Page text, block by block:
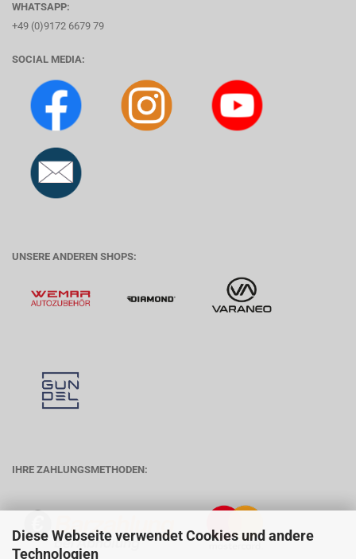
Diese Webseite verwendet Cookies und andere
Technologien
WHATSAPP:
+49 (0)9172 6679 79
SOCIAL MEDIA:
UNSERE ANDEREN SHOPS:
IHRE ZAHLUNGSMETHODEN: